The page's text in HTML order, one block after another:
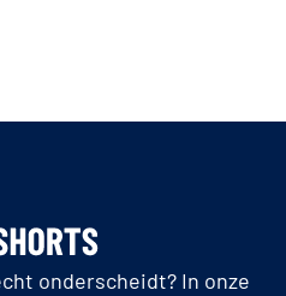
onderscheidt? In onze